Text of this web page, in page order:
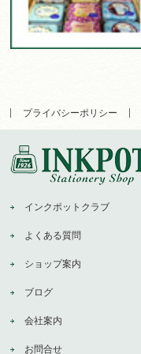
プライバシーポリシー
インクポットクラブ
よくある質問
ショップ案内
ブログ
会社案内
お問合せ